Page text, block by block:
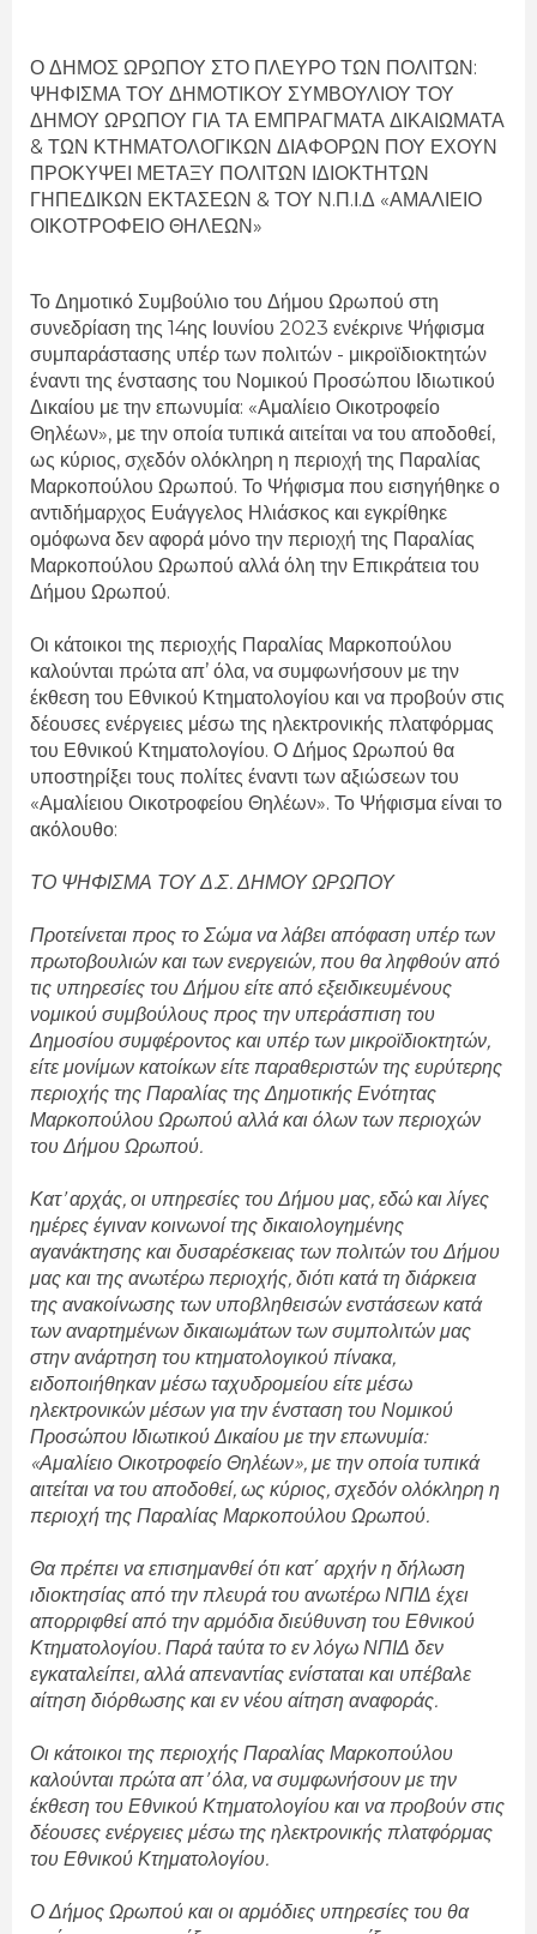
Ο ΔΗΜΟΣ ΩΡΩΠΟΥ ΣΤΟ ΠΛΕΥΡΟ ΤΩΝ ΠΟΛΙΤΩΝ:
ΨΗΦΙΣΜΑ ΤΟΥ ΔΗΜΟΤΙΚΟΥ ΣΥΜΒΟΥΛΙΟΥ ΤΟΥ
ΔΗΜΟΥ ΩΡΩΠΟΥ ΓΙΑ ΤΑ ΕΜΠΡΑΓΜΑΤΑ ΔΙΚΑΙΩΜΑΤΑ
& ΤΩΝ ΚΤΗΜΑΤΟΛΟΓΙΚΩΝ ΔΙΑΦΟΡΩΝ ΠΟΥ ΕΧΟΥΝ
ΠΡΟΚΥΨΕΙ ΜΕΤΑΞΥ ΠΟΛΙΤΩΝ ΙΔΙΟΚΤΗΤΩΝ
ΓΗΠΕΔΙΚΩΝ ΕΚΤΑΣΕΩΝ & ΤΟΥ Ν.Π.Ι.Δ «ΑΜΑΛΙΕΙΟ
ΟΙΚΟΤΡΟΦΕΙΟ ΘΗΛΕΩΝ»
Το Δημοτικό Συμβούλιο του Δήμου Ωρωπού στη
συνεδρίαση της 14ης Ιουνίου 2023 ενέκρινε Ψήφισμα
συμπαράστασης υπέρ των πολιτών - μικροϊδιοκτητών
έναντι της ένστασης του Νομικού Προσώπου Ιδιωτικού
Δικαίου με την επωνυμία: «Αμαλίειο Οικοτροφείο
Θηλέων», με την οποία τυπικά αιτείται να του αποδοθεί,
ως κύριος, σχεδόν ολόκληρη η περιοχή της Παραλίας
Μαρκοπούλου Ωρωπού. Το Ψήφισμα που εισηγήθηκε ο
αντιδήμαρχος Ευάγγελος Ηλιάσκος και εγκρίθηκε
ομόφωνα δεν αφορά μόνο την περιοχή της Παραλίας
Μαρκοπούλου Ωρωπού αλλά όλη την Επικράτεια του
Δήμου Ωρωπού.
Οι κάτοικοι της περιοχής Παραλίας Μαρκοπούλου
καλούνται πρώτα απ’ όλα, να συμφωνήσουν με την
έκθεση του Εθνικού Κτηματολογίου και να προβούν στις
δέουσες ενέργειες μέσω της ηλεκτρονικής πλατφόρμας
του Εθνικού Κτηματολογίου. Ο Δήμος Ωρωπού θα
υποστηρίξει τους πολίτες έναντι των αξιώσεων του
«Αμαλίειου Οικοτροφείου Θηλέων». Το Ψήφισμα είναι το
ακόλουθο:
ΤΟ ΨΗΦΙΣΜΑ ΤΟΥ Δ.Σ. ΔΗΜΟΥ ΩΡΩΠΟΥ
Προτείνεται προς το Σώμα να λάβει απόφαση υπέρ των
πρωτοβουλιών και των ενεργειών, που θα ληφθούν από
τις υπηρεσίες του Δήμου είτε από εξειδικευμένους
νομικού συμβούλους προς την υπεράσπιση του
Δημοσίου συμφέροντος και υπέρ των μικροϊδιοκτητών,
είτε μονίμων κατοίκων είτε παραθεριστών της ευρύτερης
περιοχής της Παραλίας της Δημοτικής Ενότητας
Μαρκοπούλου Ωρωπού αλλά και όλων των περιοχών
του Δήμου Ωρωπού.
Κατ’ αρχάς, οι υπηρεσίες του Δήμου μας, εδώ και λίγες
ημέρες έγιναν κοινωνοί της δικαιολογημένης
αγανάκτησης και δυσαρέσκειας των πολιτών του Δήμου
μας και της ανωτέρω περιοχής, διότι κατά τη διάρκεια
της ανακοίνωσης των υποβληθεισών ενστάσεων κατά
των αναρτημένων δικαιωμάτων των συμπολιτών μας
στην ανάρτηση του κτηματολογικού πίνακα,
ειδοποιήθηκαν μέσω ταχυδρομείου είτε μέσω
ηλεκτρονικών μέσων για την ένσταση του Νομικού
Προσώπου Ιδιωτικού Δικαίου με την επωνυμία:
«Αμαλίειο Οικοτροφείο Θηλέων», με την οποία τυπικά
αιτείται να του αποδοθεί, ως κύριος, σχεδόν ολόκληρη η
περιοχή της Παραλίας Μαρκοπούλου Ωρωπού.
Θα πρέπει να επισημανθεί ότι κατ΄ αρχήν η δήλωση
ιδιοκτησίας από την πλευρά του ανωτέρω ΝΠΙΔ έχει
απορριφθεί από την αρμόδια διεύθυνση του Εθνικού
Κτηματολογίου. Παρά ταύτα το εν λόγω ΝΠΙΔ δεν
εγκαταλείπει, αλλά απεναντίας ενίσταται και υπέβαλε
αίτηση διόρθωσης και εν νέου αίτηση αναφοράς.
Οι κάτοικοι της περιοχής Παραλίας Μαρκοπούλου
καλούνται πρώτα απ’ όλα, να συμφωνήσουν με την
έκθεση του Εθνικού Κτηματολογίου και να προβούν στις
δέουσες ενέργειες μέσω της ηλεκτρονικής πλατφόρμας
του Εθνικού Κτηματολογίου.
Ο Δήμος Ωρωπού και οι αρμόδιες υπηρεσίες του θα